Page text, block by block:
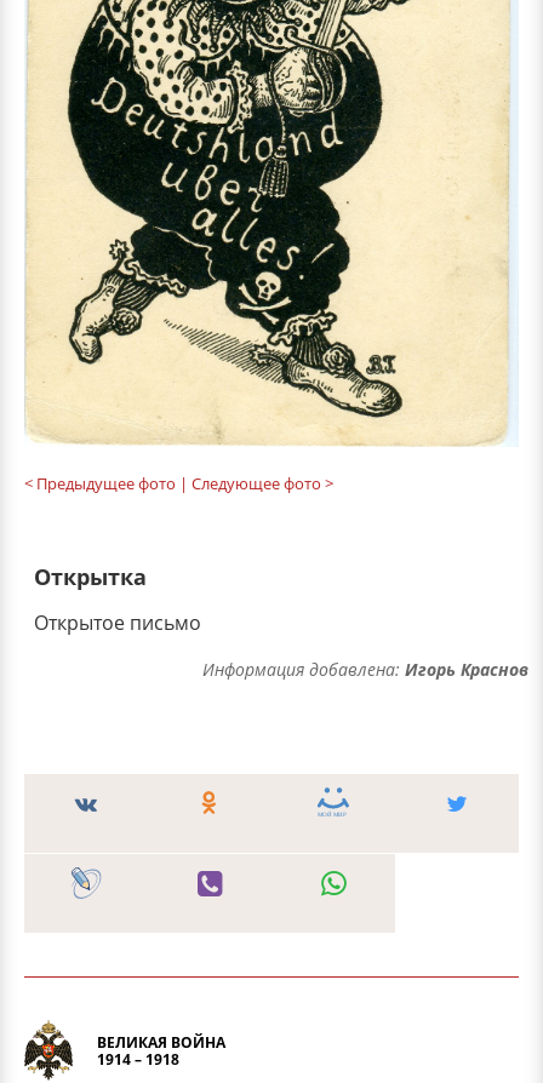
< Предыдущее фото | Следующее фото >
Открытка
Открытое письмо
Информация добавлена:Игорь Краснов
ВЕЛИКАЯ ВОЙНА
1914 – 1918